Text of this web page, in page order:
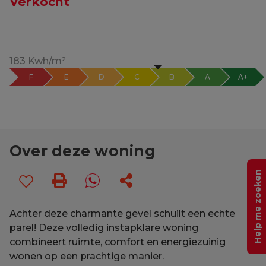
183 Kwh/m²
F E D C B A A+
Over deze woning
Achter deze charmante gevel schuilt een echte
parel! Deze volledig instapklare woning
combineert ruimte, comfort en energiezuinig
wonen op een prachtige manier.
Help me zoeken